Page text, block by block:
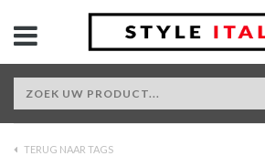
TERUG NAAR TAGS